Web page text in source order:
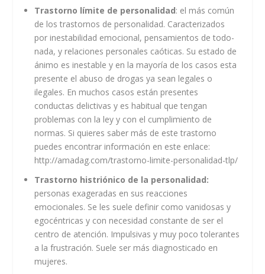
Trastorno límite de personalidad: el más común
de los trastornos de personalidad. Caracterizados
por inestabilidad emocional, pensamientos de todo-
nada, y relaciones personales caóticas. Su estado de
ánimo es inestable y en la mayoría de los casos esta
presente el abuso de drogas ya sean legales o
ilegales. En muchos casos están presentes
conductas delictivas y es habitual que tengan
problemas con la ley y con el cumplimiento de
normas. Si quieres saber más de este trastorno
puedes encontrar información en este enlace:
http://amadag.com/trastorno-limite-personalidad-tlp/
Trastorno histriónico de la personalidad:
personas exageradas en sus reacciones
emocionales. Se les suele definir como vanidosas y
egocéntricas y con necesidad constante de ser el
centro de atención. Impulsivas y muy poco tolerantes
a la frustración. Suele ser más diagnosticado en
mujeres.